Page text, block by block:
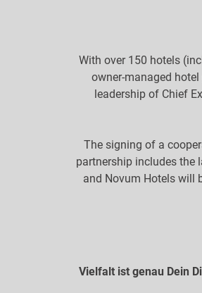
With over 150 hotels
owner-managed
leadership of Chief
The signing of a
partnership includes the
and Novum Hotels will
Vielfalt ist genau Dein